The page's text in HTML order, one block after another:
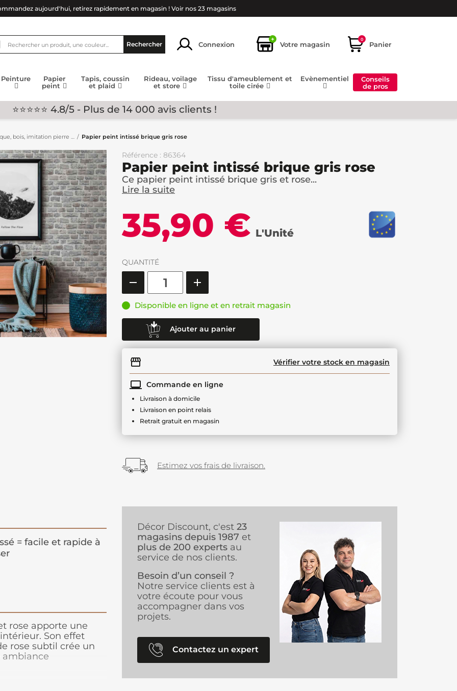
aujourd'hui, retirez rapidement en magasin ! Voir nos 23 magasins
Rechercher Connexion
+
Votre magasin
0
Panier
Peinture
Papier
peint
Tapis, coussin
et plaid
Rideau, voilage
et store
Tissu d'ameublement et
toile cirée
Evènementiel
Conseils
de pros
⭐⭐⭐⭐⭐ 4.8/5 - Plus de 14 000 avis clients !
bois, imitation pierre … Papier peint intissé brique gris rose
Référence : 86364
Papier peint intissé brique gris rose
Ce papier peint intissé brique gris et rose...
Lire la suite
35,90 € L'Unité
QUANTITÉ
Disponible en ligne et en retrait magasin
Ajouter au panier
Vérifier votre stock en magasin
Commande en ligne
Livraison à domicile
Livraison en point relais
Retrait gratuit en magasin
Estimez vos frais de livraison.
= facile et rapide à
rose apporte une
Son effet
rose subtil crée un
ambiance
unique à
Décor Discount, c'est 23
magasins depuis 1987 et
plus de 200 experts au
service de nos clients.
Besoin d’un conseil ?
Notre service clients est à
votre écoute pour vous
accompagner dans vos
projets.
Contactez un expert